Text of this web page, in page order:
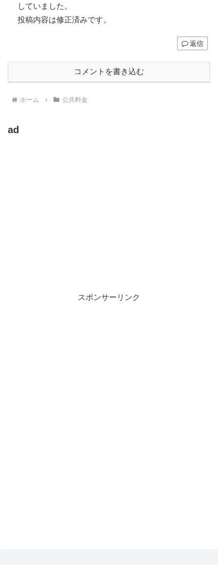
していました。
投稿内容は修正済みです。
返信
コメントを書き込む
ホーム 公共料金
ad
スポンサーリンク